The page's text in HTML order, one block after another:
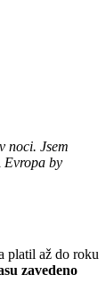
noci. Jsem
Evropa by
platil až do roku
zavedeno